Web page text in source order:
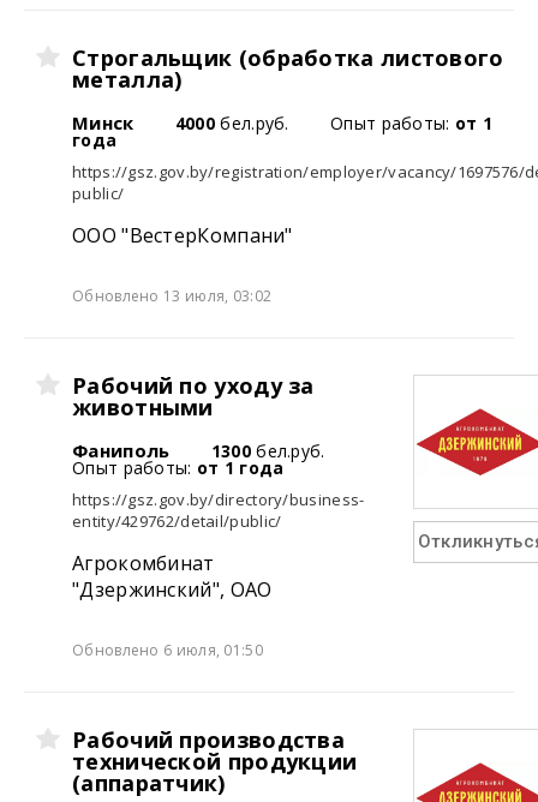
Строгальщик (обработка листового
металла)
Минск 4000 бел.руб. Опыт работы: от 1
года
https://gsz.gov.by/registration/employer/vacancy/1697576/
public/
ООО "ВестерКомпани"
Обновлено 13 июля, 03:02
Рабочий по уходу за
животными
Фаниполь 1300бел.руб.
Опыт работы: от 1 года
https://gsz.gov.by/directory/business-
entity/429762/detail/public/
Агрокомбинат
"Дзержинский", ОАО
Обновлено 6 июля, 01:50
Рабочий производства
технической продукции
(аппаратчик)